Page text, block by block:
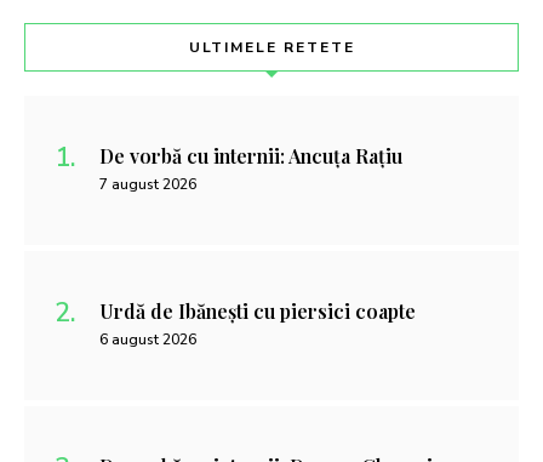
ULTIMELE RETETE
De vorbă cu internii: Ancuța Rațiu
7 august 2026
Urdă de Ibănești cu piersici coapte
6 august 2026